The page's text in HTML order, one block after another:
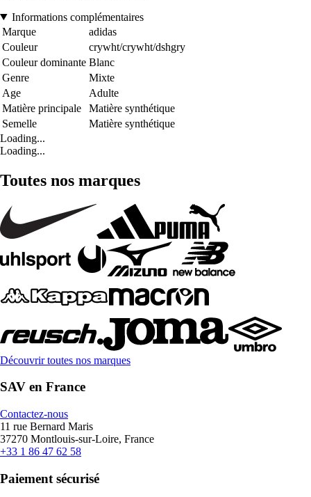
Informations complémentaires
Marque
adidas
Couleur
crywht/crywht/dshgry
Couleur dominante Blanc
Genre
Mixte
Age
Adulte
Matière principale
Matière synthétique
Semelle
Matière synthétique
Loading...
Loading...
Toutes nos marques
Découvrir toutes nos marques
SAV en France
Contactez-nous
11 rue Bernard Maris
37270 Montlouis-sur-Loire, France
+33 1 86 47 62 58
Paiement sécurisé